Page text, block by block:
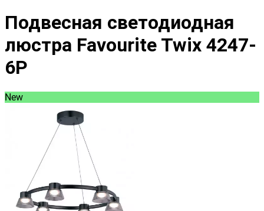
Подвесная светодиодная
люстра Favourite Twix 4247-
6P
New